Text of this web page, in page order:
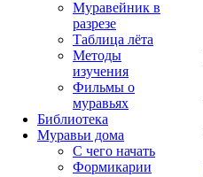
Муравейник в
разрезе
Таблица лёта
Методы
изучения
Фильмы о
муравьях
Библиотека
Муравьи дома
С чего начать
Формикарии